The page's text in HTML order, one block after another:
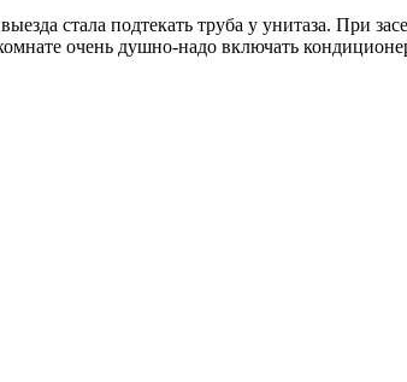
стала подтекать труба у унитаза. При
очень душно-надо включать